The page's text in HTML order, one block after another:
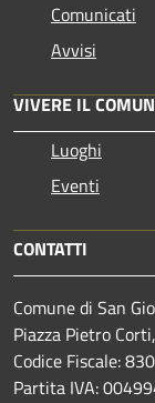
Comunicati
Avvisi
VIVERE IL
Luoghi
Eventi
CONTATTI
Comune di San
Piazza Pietro
Codice Fiscale:
Partita IVA: